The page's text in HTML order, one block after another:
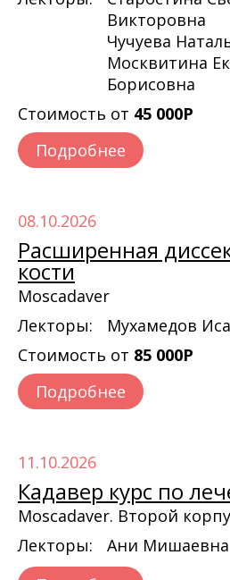
Викторовна
Чучуева
Москвитина
Борисовна
Стоимость от 45 000Р
Подробнее
08.10.2026
Расширенная
кости
Moscadaver
Лекторы:
Мухамедов
Стоимость от 85 000Р
Подробнее
11.10.2026
Кадавер курс по
Moscadaver. Второй
Лекторы:
Ани